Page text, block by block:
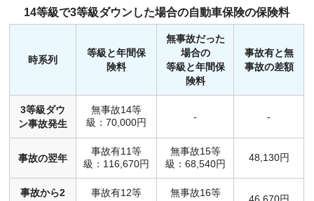
14等級で3等級ダウンした場合の自動車保険の保険料
時系列
等級と年間保
険料
無事故だった
場合の
等級と年間保
険料
事故有と無
事故の差額
3等級ダウ
ン事故発生
無事故14等
級：70,000円
- -
事故の翌年
事故有11等
級：116,670円
無事故15等
級：68,540円
48,130円
事故から2
事故有12等
無事故16等